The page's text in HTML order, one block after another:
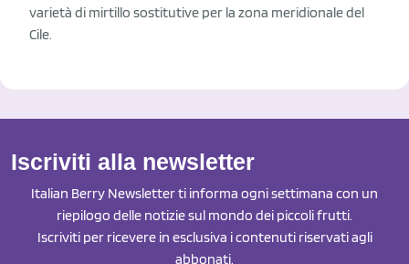
varietà di mirtillo sostitutive per la zona meridionale del
Cile.
Iscriviti alla newsletter
Italian Berry Newsletter ti informa ogni settimana con un
riepilogo delle notizie sul mondo dei piccoli frutti.
Iscriviti per ricevere in esclusiva i contenuti riservati agli
abbonati.